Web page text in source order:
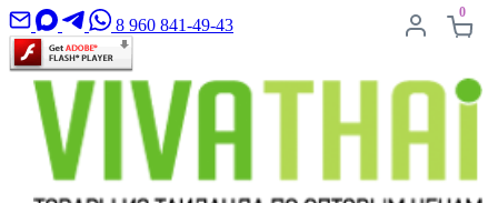
8 960 841-49-43
0